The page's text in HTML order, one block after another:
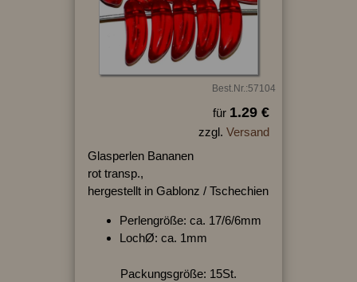
Best.Nr.:57104
für 1.29 €
zzgl. Versand
Glasperlen Bananen
rot transp.,
hergestellt in Gablonz / Tschechien
Perlengröße: ca. 17/6/6mm
LochØ: ca. 1mm
Packungsgröße: 15St.